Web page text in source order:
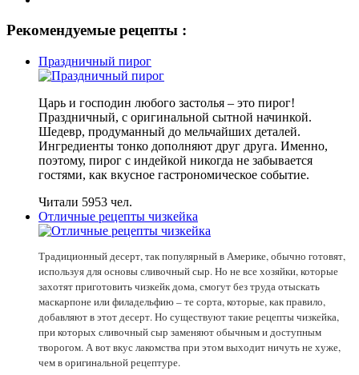
Рекомендуемые рецепты :
Праздничный пирог
Царь и господин любого застолья – это пирог!
Праздничный, с оригинальной сытной начинкой.
Шедевр, продуманный до мельчайших деталей.
Ингредиенты тонко дополняют друг друга. Именно,
поэтому, пирог с индейкой никогда не забывается
гостями, как вкусное гастрономическое событие.
Читали 5953 чел.
Отличные рецепты чизкейка
Традиционный десерт, так популярный в Америке, обычно готовят,
используя для основы сливочный сыр. Но не все хозяйки, которые
захотят приготовить чизкейк дома, смогут без труда отыскать
маскарпоне или филадельфию – те сорта, которые, как правило,
добавляют в этот десерт. Но существуют такие рецепты чизкейка,
при которых сливочный сыр заменяют обычным и доступным
творогом. А вот вкус лакомства при этом выходит ничуть не хуже,
чем в оригинальной рецептуре.